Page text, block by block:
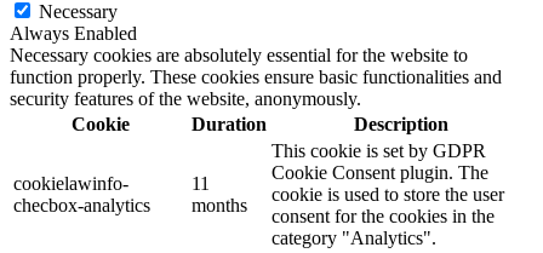
Necessary
Always Enabled
Necessary cookies are absolutely essential for the website to
function properly. These cookies ensure basic functionalities and
security features of the website, anonymously.
Cookie
Duration Description
cookielawinfo-
checbox-analytics
11
months
This cookie is set by GDPR
Cookie Consent plugin. The
cookie is used to store the user
consent for the cookies in the
category "Analytics".